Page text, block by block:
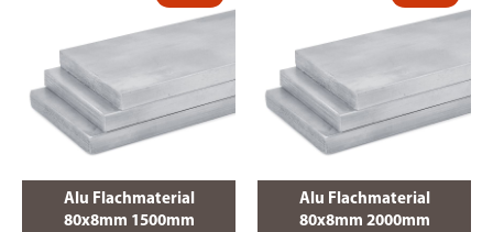
Alu Flachmaterial
80x8mm 1500mm
Alu Flachmaterial
80x8mm 2000mm